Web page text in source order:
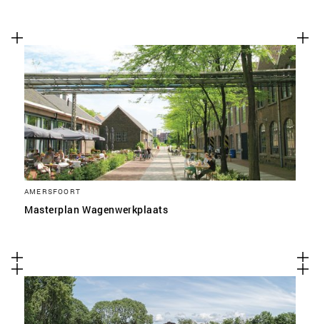
AMERSFOORT
Masterplan Wagenwerkplaats